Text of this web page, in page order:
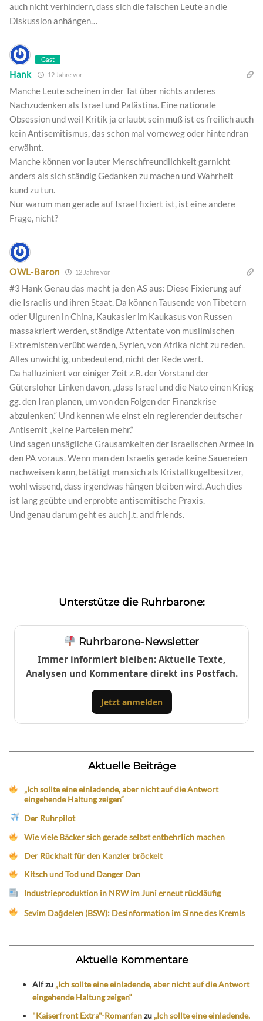
auch nicht verhindern, dass sich die falschen Leute an die
Diskussion anhängen…
Gast
Hank 12 Jahre vor
Manche Leute scheinen in der Tat über nichts anderes
Nachzudenken als Israel und Palästina. Eine nationale
Obsession und weil Kritik ja erlaubt sein muß ist es freilich auch
kein Antisemitismus, das schon mal vorneweg oder hintendran
erwähnt.
Manche können vor lauter Menschfreundlichkeit garnicht
anders als sich ständig Gedanken zu machen und Wahrheit
kund zu tun.
Nur warum man gerade auf Israel fixiert ist, ist eine andere
Frage, nicht?
OWL-Baron 12 Jahre vor
#3 Hank Genau das macht ja den AS aus: Diese Fixierung auf
die Israelis und ihren Staat. Da können Tausende von Tibetern
oder Uiguren in China, Kaukasier im Kaukasus von Russen
massakriert werden, ständige Attentate von muslimischen
Extremisten verübt werden, Syrien, von Afrika nicht zu reden.
Alles unwichtig, unbedeutend, nicht der Rede wert.
Da halluziniert vor einiger Zeit z.B. der Vorstand der
Gütersloher Linken davon, „dass Israel und die Nato einen Krieg
gg. den Iran planen, um von den Folgen der Finanzkrise
abzulenken.“ Und kennen wie einst ein regierender deutscher
Antisemit „keine Parteien mehr.“
Und sagen unsägliche Grausamkeiten der israelischen Armee in
den PA voraus. Wenn man den Israelis gerade keine Sauereien
nachweisen kann, betätigt man sich als Kristallkugelbesitzer,
wohl wissend, dass irgendwas hängen bleiben wird. Auch dies
ist lang geübte und erprobte antisemitische Praxis.
Und genau darum geht es auch j.t. and friends.
Unterstütze die Ruhrbarone:
Ruhrbarone-Newsletter
Immer informiert bleiben: Aktuelle Texte,
Analysen und Kommentare direkt ins Postfach.
Jetzt anmelden
Aktuelle Beiträge
„Ich sollte eine einladende, aber nicht auf die Antwort
eingehende Haltung zeigen“
Der Ruhrpilot
Wie viele Bäcker sich gerade selbst entbehrlich machen
Der Rückhalt für den Kanzler bröckelt
Kitsch und Tod und Danger Dan
Industrieproduktion in NRW im Juni erneut rückläufig
Sevim Dağdelen (BSW): Desinformation im Sinne des Kremls
Aktuelle Kommentare
Alfzu „Ich sollte eine einladende, aber nicht auf die Antwort
eingehende Haltung zeigen“
"Kaiserfront Extra"-Romanfanzu „Ich sollte eine einladende,